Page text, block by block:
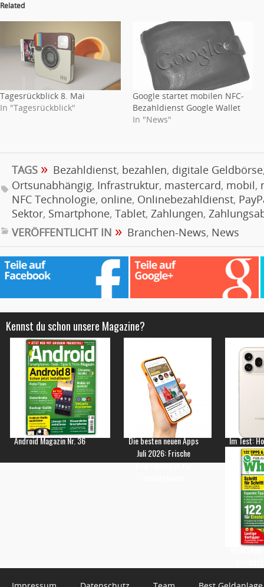
Related
Tagesrückblick 8. Mai
In "Tagesrückblick"
Google startet mobilen NFC-
Bezahldienst Google Wallet
In "News"
TAGS » Bezahldienst, bezahlen, digitale Geldbörse
Ortsunabhängig, Infrastruktur, mastercard, mobil,
NFC Technologie, online, Onlinebezahldienst,
Sektor, Smartphone, Tablet, Zahlungen,
VERÖFFENTLICHT IN » Branchen-News, News
Kennst du schon unsere Magazine?
Android Magazin Nr. 36
Die besten neuen Apps
Juli 2026: Frische
Empfehlungen für
Im Test: